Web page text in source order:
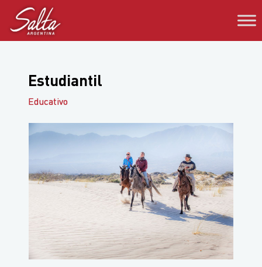
Saltar
contenido
Estudiantil
Educativo